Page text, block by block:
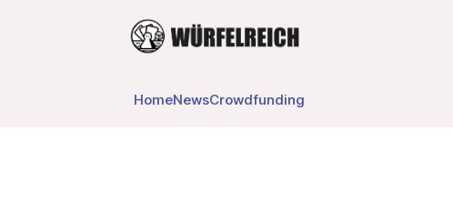
HomeNewsCrowdfunding